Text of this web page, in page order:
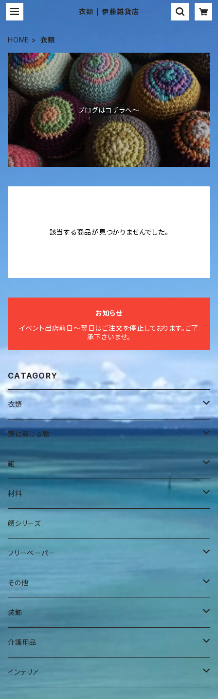
衣類 | 伊藤雑貨店
HOME 衣類
ブログはコチラへ〜
該当する商品が見つかりませんでした。
お知らせ
イベント出店前日〜翌日はご注文を停止しております。ご了
承下さいませ。
CATAGORY
衣類
全身衣
身上衣
身下衣
肌着
頭に着ける物
帽子
髪留め
巻物
ヘアバンド
鞄
腰鞄
肩掛け鞄
袋物
その他
材料
手染糸
顔シリーズ
フリーペーパー
夕焼けアパート
その他
曼荼羅マース玉
ハンギングインテリア
ヒーリングアイテム
装飾
腕輪
首巻物
介護用品
ウロガードカバー
インテリア